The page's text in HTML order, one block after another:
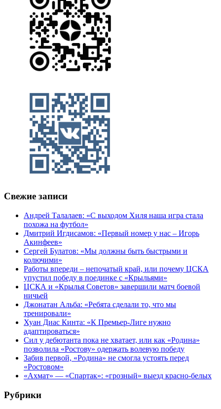
Свежие записи
Андрей Талалаев: «С выходом Хиля наша игра стала
похожа на футбол»
Дмитрий Игдисамов: «Первый номер у нас – Игорь
Акинфеев»
Сергей Булатов: «Мы должны быть быстрыми и
колючими»
Работы впереди – непочатый край, или почему ЦСКА
упустил победу в поединке с «Крыльями»
ЦСКА и «Крылья Советов» завершили матч боевой
ничьей
Джонатан Альба: «Ребята сделали то, что мы
тренировали»
Хуан Диас Кинта: «К Премьер-Лиге нужно
адаптироваться»
Сил у дебютанта пока не хватает, или как «Родина»
позволила «Ростову» одержать волевую победу
Забив первой, «Родина» не смогла устоять перед
«Ростовом»
«Ахмат» — «Спартак»: «грозный» выезд красно-белых
Рубрики